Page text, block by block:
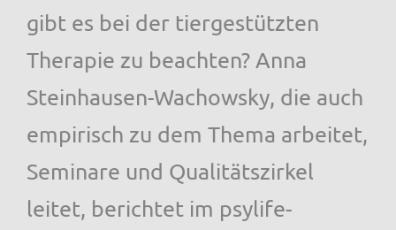
gibt es bei der tiergestützten
Therapie zu beachten? Anna
Steinhausen-Wachowsky, die auch
empirisch zu dem Thema arbeitet,
Seminare und Qualitätszirkel
leitet, berichtet im psylife-